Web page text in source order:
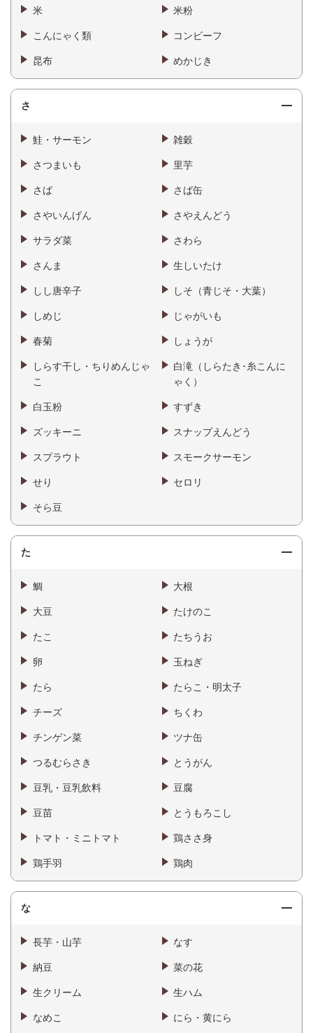
米 米粉
こんにゃく類 コンビーフ
昆布 めかじき
さ
鮭・サーモン 雑穀
さつまいも 里芋
さば さば缶
さやいんげん さやえんどう
サラダ菜 さわら
さんま 生しいたけ
しし唐辛子 しそ（青じそ・大葉）
しめじ じゃがいも
春菊 しょうが
しらす干し・ちりめんじゃ
こ
白滝（しらたき･糸こんに
ゃく）
白玉粉 すずき
ズッキーニ スナップえんどう
スプラウト スモークサーモン
せり セロリ
そら豆
た
鯛 大根
大豆 たけのこ
たこ たちうお
卵 玉ねぎ
たら たらこ・明太子
チーズ ちくわ
チンゲン菜 ツナ缶
つるむらさき とうがん
豆乳・豆乳飲料 豆腐
豆苗 とうもろこし
トマト・ミニトマト 鶏ささ身
鶏手羽 鶏肉
な
長芋・山芋 なす
納豆 菜の花
生クリーム 生ハム
なめこ にら・黄にら